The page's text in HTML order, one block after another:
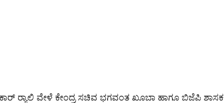
ರ‍್ಯಾಲಿ ವೇಳೆ ಕೇಂದ್ರ ಸಚಿವ ಭಗವಂತ ಖೂಬಾ ಹಾಗೂ ಬಿಜೆಪಿ ಶಾಸಕ